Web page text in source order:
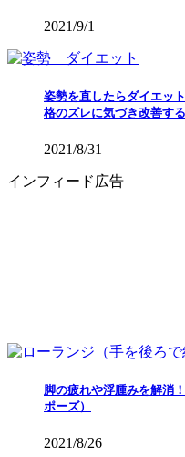
2021/9/1
姿勢を直したらダイエッ
格のズレに気づき改善す
2021/8/31
インフィード広告
脚の疲れや浮腫みを解消
ポーズ）
2021/8/26